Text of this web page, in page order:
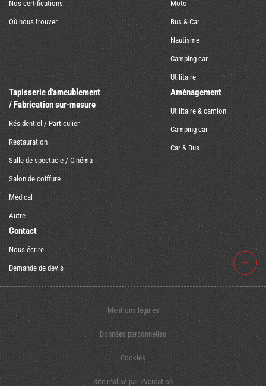
Nos certifications
Où nous trouver
Moto
Bus & Car
Nautisme
Camping-car
Utilitaire
Tapisserie d'ameublement
/ Fabrication sur-mesure
Résidentiel / Particulier
Restauration
Salle de spectacle / Cinéma
Salon de coiffure
Médical
Autre
Aménagement
Utilitaire & camion
Camping-car
Car & Bus
Contact
Nous écrire
Demande de devis
Mentions légales
Données personnelles
Cookies
Site réalisé par2Vcréation